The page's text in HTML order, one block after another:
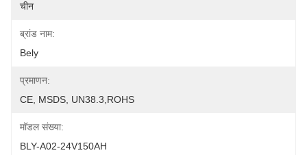
चीन
ब्रांड नाम:
Bely
प्रमाणन:
CE, MSDS, UN38.3,ROHS
मॉडल संख्या:
BLY-A02-24V150AH